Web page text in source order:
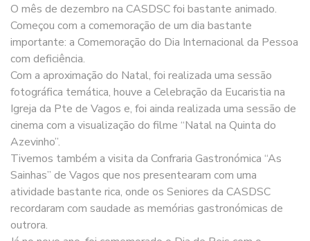
O mês de dezembro na CASDSC foi bastante animado.
Começou com a comemoração de um dia bastante
importante: a Comemoração do Dia Internacional da Pessoa
com deficiência.
Com a aproximação do Natal, foi realizada uma sessão
fotográfica temática, houve a Celebração da Eucaristia na
Igreja da Pte de Vagos e, foi ainda realizada uma sessão de
cinema com a visualização do filme “Natal na Quinta do
Azevinho”.
Tivemos também a visita da Confraria Gastronómica “As
Sainhas” de Vagos que nos presentearam com uma
atividade bastante rica, onde os Seniores da CASDSC
recordaram com saudade as memórias gastronómicas de
outrora.